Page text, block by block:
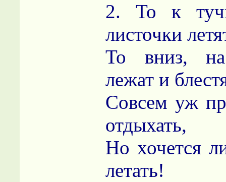
2. То к
листочки
То вниз,
лежат и
Совсем уж
отдыхать,
Но хочется
летать!